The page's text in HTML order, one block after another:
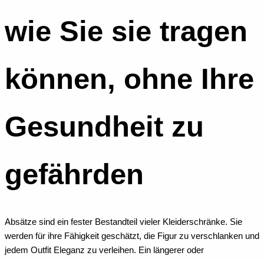
wie Sie sie tragen
können, ohne Ihre
Gesundheit zu
gefährden
Absätze sind ein fester Bestandteil vieler Kleiderschränke. Sie
werden für ihre Fähigkeit geschätzt, die Figur zu verschlanken und
jedem Outfit Eleganz zu verleihen. Ein längerer oder